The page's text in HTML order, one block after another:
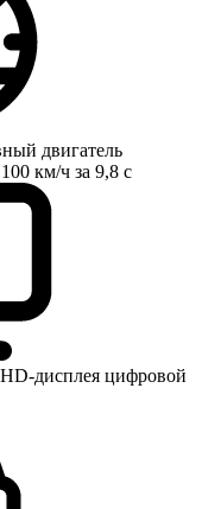
двигатель
км/ч за 9,8 с
дисплея цифровой